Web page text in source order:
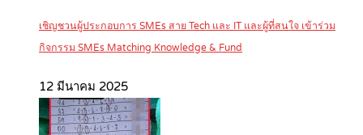
เชิญชวนผู้ประกอบการ SMEs สาย Tech และ IT และผู้ที่สนใจ เข้าร่วม
กิจกรรม SMEs Matching Knowledge & Fund
12 มีนาคม 2025